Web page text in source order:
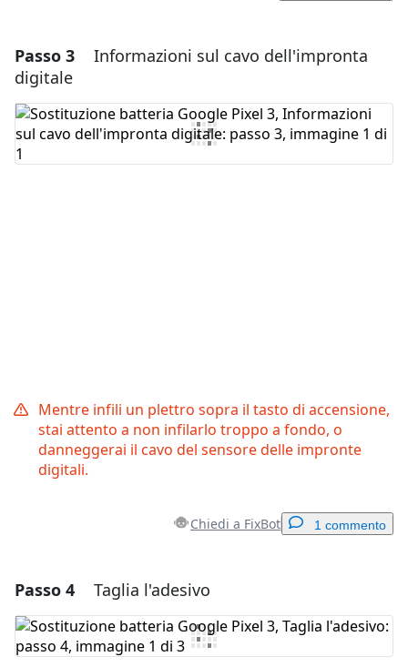
Aggiungi un commento
Aggiungi Commento
Passo 3
Informazioni sul cavo dell'impronta
digitale
Mentre infili un plettro sopra il tasto di accensione,
stai attento a non infilarlo troppo a fondo, o
danneggerai il cavo del sensore delle impronte
digitali.
Chiedi a FixBot 1 commento
Aggiungi un commento
Aggiungi Commento
Passo 4 Taglia l'adesivo